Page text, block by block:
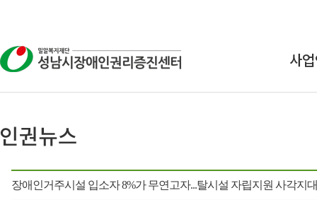
사
인식
장애인거주시설 입소자 8%가 무연고자...탈시설 자립지원 사각지